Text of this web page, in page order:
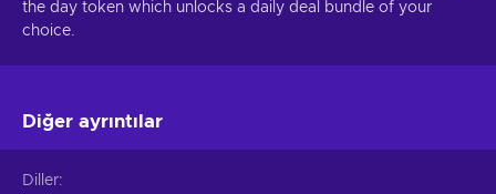
the day token which unlocks a daily deal bundle of your
choice.
Diğer ayrıntılar
Diller